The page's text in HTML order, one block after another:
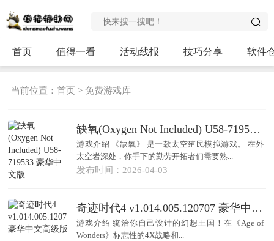
首页 值得一看 活动线报 技巧分享 软件
当前位置：首页 > 免费游戏库
缺氧(Oxygen Not Included) U58-719533 豪华中文版
游戏介绍 《缺氧》 是一款太空殖民模拟游戏。 在外
太空岩深处，你手下的勤劳开拓者们需要熟...
发布时间：2026-04-03
奇迹时代4 v1.014.005.120707 豪华中文高级版
游戏介绍 统治你自己设计的幻想王国！在《Age of
Wonders》标志性的4X战略和...